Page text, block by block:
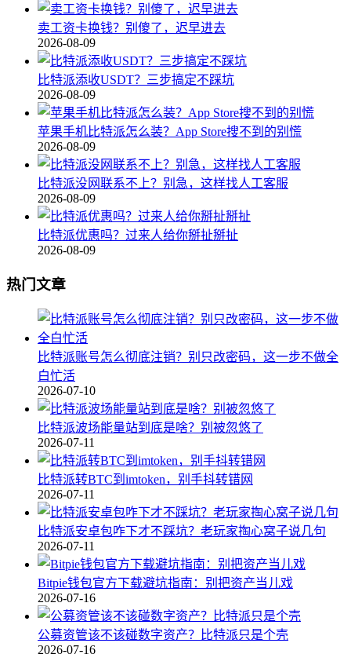
卖工资卡换钱？别傻了，迟早进去
2026-08-09
比特派添收USDT？三步搞定不踩坑
2026-08-09
苹果手机比特派怎么装？App Store搜不到的别慌
2026-08-09
比特派没网联系不上？别急，这样找人工客服
2026-08-09
比特派优惠吗？过来人给你掰扯掰扯
2026-08-09
热门文章
比特派账号怎么彻底注销？别只改密码，这一步不做全
白忙活
2026-07-10
比特派波场能量站到底是啥？别被忽悠了
2026-07-11
比特派转BTC到imtoken，别手抖转错网
2026-07-11
比特派安卓包咋下才不踩坑？老玩家掏心窝子说几句
2026-07-11
Bitpie钱包官方下载避坑指南：别把资产当儿戏
2026-07-16
公募资管该不该碰数字资产？比特派只是个壳
2026-07-16